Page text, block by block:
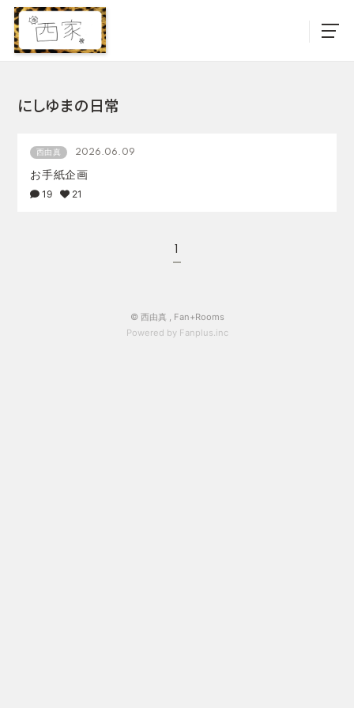
にしゆまの日常
西由真 2026.06.09
お手紙企画
19 21
© 西由真 ,
Fan+Rooms
Powered by Fanplus.inc